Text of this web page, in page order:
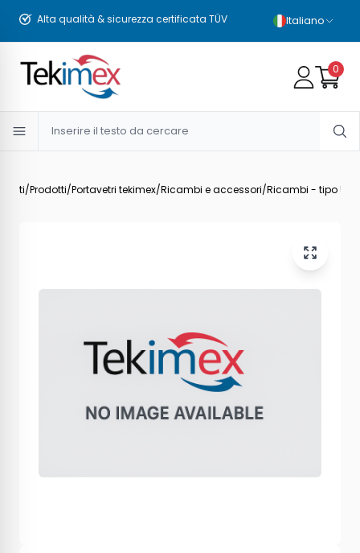
Alta qualità & sicurezza certificata TÜV Italiano
0
/Prodotti/Portavetri tekimex/Ricambi e accessori/Ricambi - tipo 5